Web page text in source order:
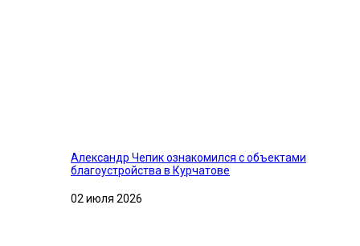
Александр Чепик ознакомился с объектами
благоустройства в Курчатове
02 июля 2026